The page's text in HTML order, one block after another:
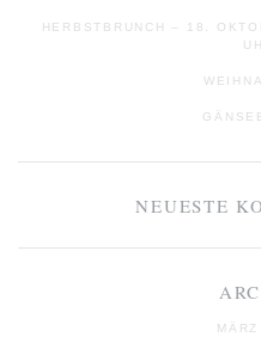
HERBSTBRUNCH – 18.
NEUESTE